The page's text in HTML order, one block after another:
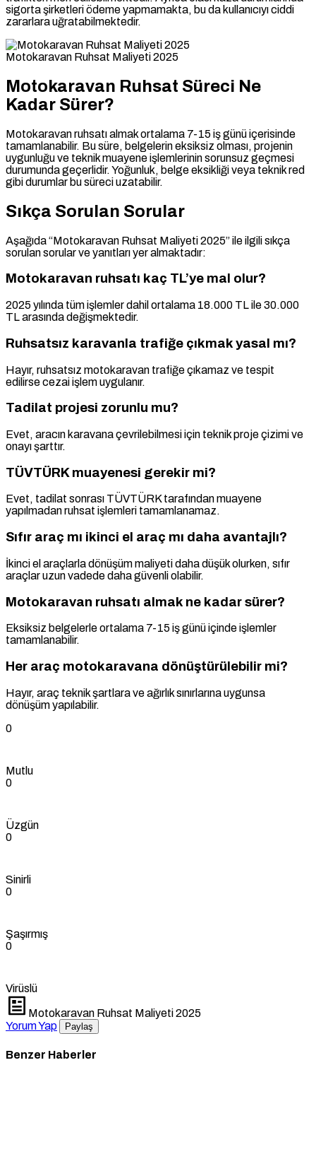
sigorta şirketleri ödeme yapmamakta, bu da kullanıcıyı ciddi
zararlara uğratabilmektedir.
Motokaravan Ruhsat Maliyeti 2025
Motokaravan Ruhsat Süreci Ne
Kadar Sürer?
Motokaravan ruhsatı almak ortalama 7-15 iş günü içerisinde
tamamlanabilir. Bu süre, belgelerin eksiksiz olması, projenin
uygunluğu ve teknik muayene işlemlerinin sorunsuz geçmesi
durumunda geçerlidir. Yoğunluk, belge eksikliği veya teknik red
gibi durumlar bu süreci uzatabilir.
Sıkça Sorulan Sorular
Aşağıda “Motokaravan Ruhsat Maliyeti 2025” ile ilgili sıkça
sorulan sorular ve yanıtları yer almaktadır:
Motokaravan ruhsatı kaç TL’ye mal olur?
2025 yılında tüm işlemler dahil ortalama 18.000 TL ile 30.000
TL arasında değişmektedir.
Ruhsatsız karavanla trafiğe çıkmak yasal mı?
Hayır, ruhsatsız motokaravan trafiğe çıkamaz ve tespit
edilirse cezai işlem uygulanır.
Tadilat projesi zorunlu mu?
Evet, aracın karavana çevrilebilmesi için teknik proje çizimi ve
onayı şarttır.
TÜVTÜRK muayenesi gerekir mi?
Evet, tadilat sonrası TÜVTÜRK tarafından muayene
yapılmadan ruhsat işlemleri tamamlanamaz.
Sıfır araç mı ikinci el araç mı daha avantajlı?
İkinci el araçlarla dönüşüm maliyeti daha düşük olurken, sıfır
araçlar uzun vadede daha güvenli olabilir.
Motokaravan ruhsatı almak ne kadar sürer?
Eksiksiz belgelerle ortalama 7-15 iş günü içinde işlemler
tamamlanabilir.
Her araç motokaravana dönüştürülebilir mi?
Hayır, araç teknik şartlara ve ağırlık sınırlarına uygunsa
dönüşüm yapılabilir.
0
Mutlu
0
Üzgün
0
Sinirli
0
Şaşırmış
0
Virüslü
Motokaravan Ruhsat Maliyeti 2025
Yorum Yap
Paylaş
Benzer Haberler